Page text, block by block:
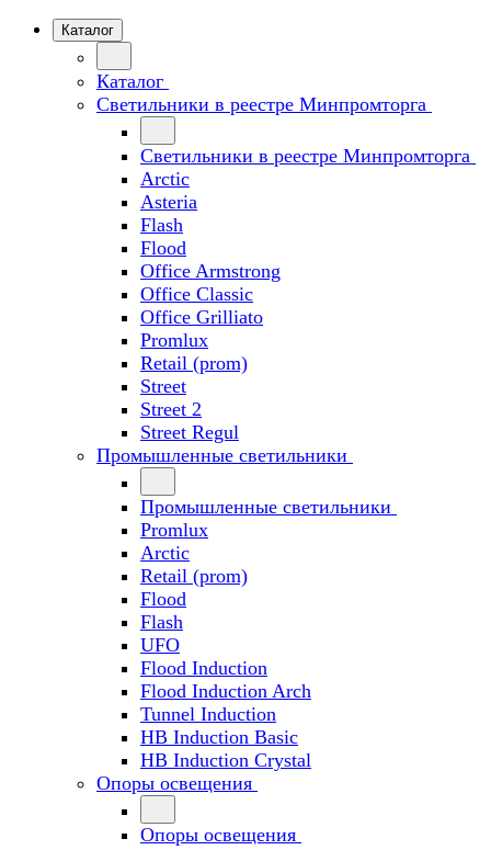
Каталог
Каталог
Светильники в реестре Минпромторга
Светильники в реестре Минпромторга
Arctic
Asteria
Flash
Flood
Office Armstrong
Office Classic
Office Grilliato
Promlux
Retail (prom)
Street
Street 2
Street Regul
Промышленные светильники
Промышленные светильники
Promlux
Arctic
Retail (prom)
Flood
Flash
UFO
Flood Induction
Flood Induction Arch
Tunnel Induction
HB Induction Basic
HB Induction Crystal
Опоры освещения
Опоры освещения